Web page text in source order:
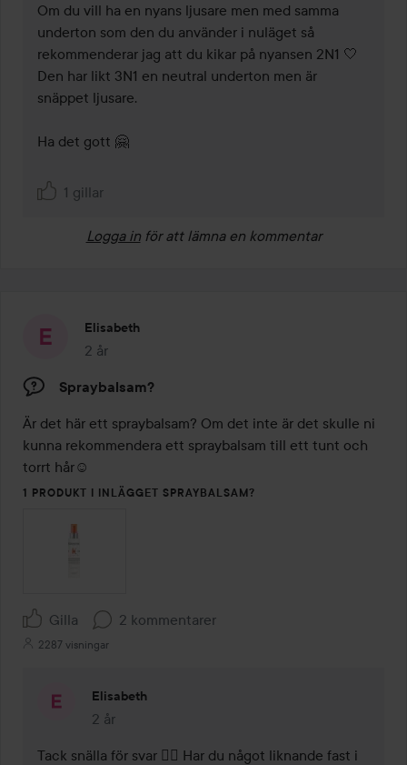
Om du vill ha en nyans ljusare men med samma
underton som den du använder i nuläget så
rekommenderar jag att du kikar på nyansen 2N1 🤍
Den har likt 3N1 en neutral underton men är
snäppet ljusare.
Ha det gott 🤗
1 gillar
Logga in för att lämna en kommentar
Elisabeth
2 år
Inlägget skapades 2 år
Spraybalsam?
Är det här ett spraybalsam? Om det inte är det skulle ni
kunna rekommendera ett spraybalsam till ett tunt och
torrt hår☺️
1 PRODUKT I INLÄGGET SPRAYBALSAM?
Gilla 2 kommentarer
2287 visningar
Elisabeth
2 år
Kommentaren lades 2 år
Tack snälla för svar 👍🏻 Har du något liknande fast i